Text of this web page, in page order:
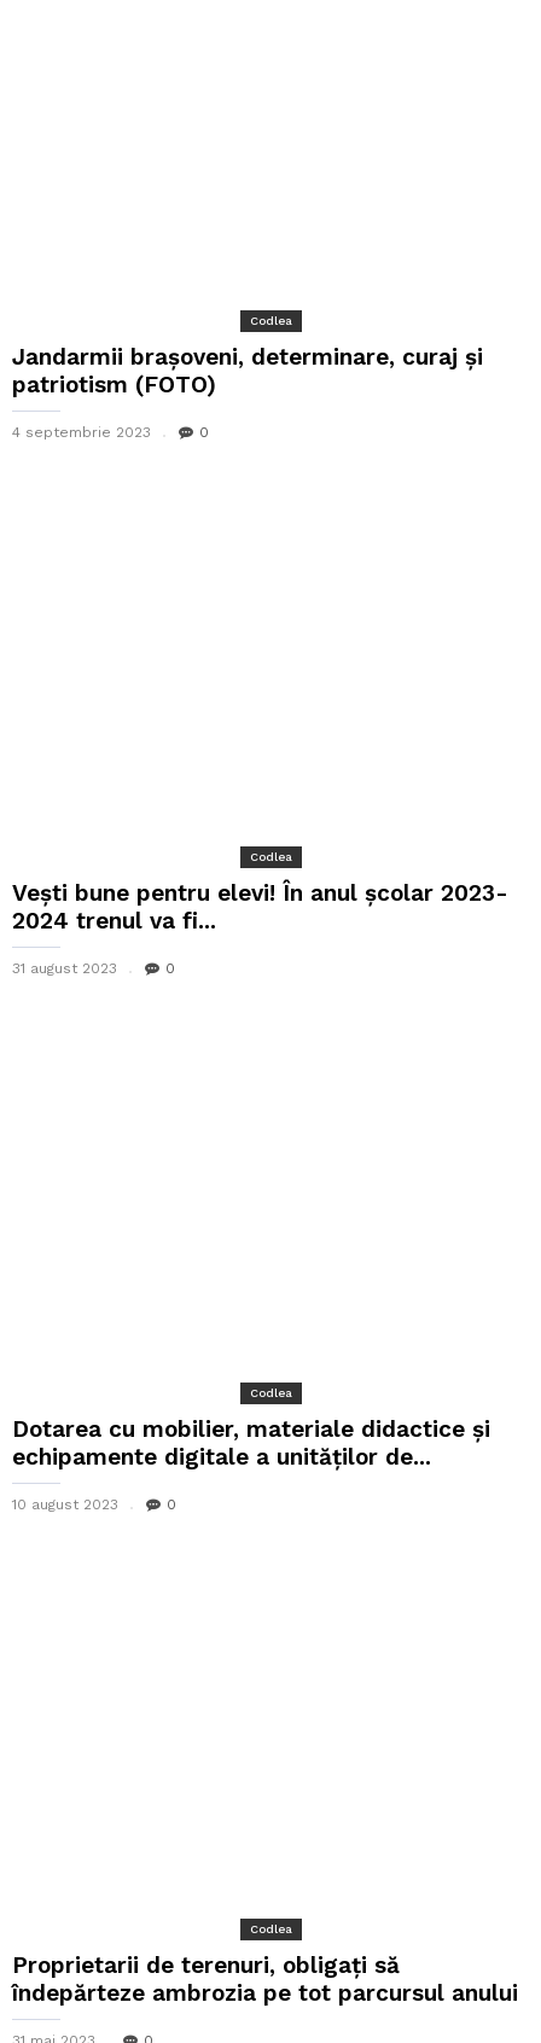
Codlea
Jandarmii brașoveni, determinare, curaj și
patriotism (FOTO)
4 septembrie 2023 0
Codlea
Vești bune pentru elevi! În anul școlar 2023-
2024 trenul va fi...
31 august 2023 0
Codlea
Dotarea cu mobilier, materiale didactice și
echipamente digitale a unităților de...
10 august 2023 0
Codlea
Proprietarii de terenuri, obligaţi să
îndepărteze ambrozia pe tot parcursul anului